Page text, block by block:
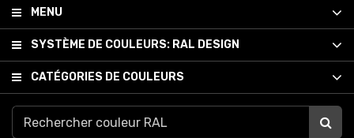
MENU
SYSTÈME DE COULEURS: RAL DESIGN
CATÉGORIES DE COULEURS